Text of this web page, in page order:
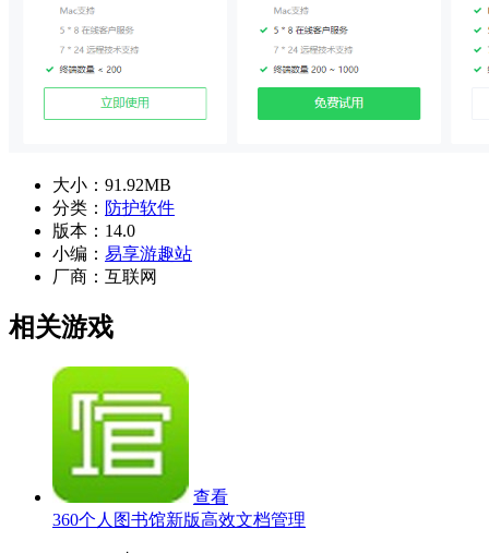
大小： 91.92MB
分类： 防护软件
版本： 14.0
小编： 易享游趣站
厂商： 互联网
相关游戏
查看
360个人图书馆新版高效文档管理